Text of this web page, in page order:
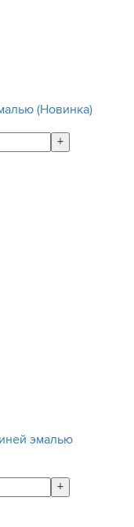
(Новинка)
+
эмалью
+